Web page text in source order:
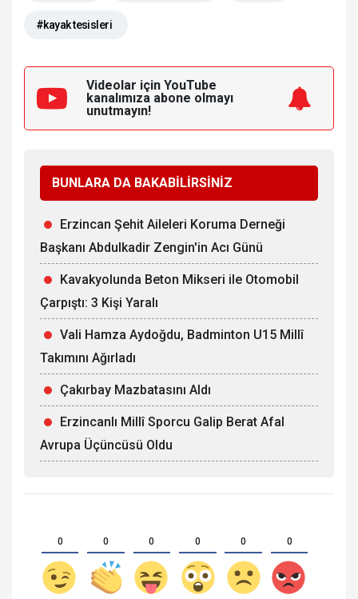
#kayak tesisleri
Videolar için YouTube
kanalımıza abone olmayı
unutmayın!
BUNLARA DA BAKABİLİRSİNİZ
Erzincan Şehit Aileleri Koruma Derneği
Başkanı Abdulkadir Zengin'in Acı Günü
Kavakyolunda Beton Mikseri ile Otomobil
Çarpıştı: 3 Kişi Yaralı
Vali Hamza Aydoğdu, Badminton U15 Millî
Takımını Ağırladı
Çakırbay Mazbatasını Aldı
Erzincanlı Millî Sporcu Galip Berat Afal
Avrupa Üçüncüsü Oldu
0 0 0 0 0 0